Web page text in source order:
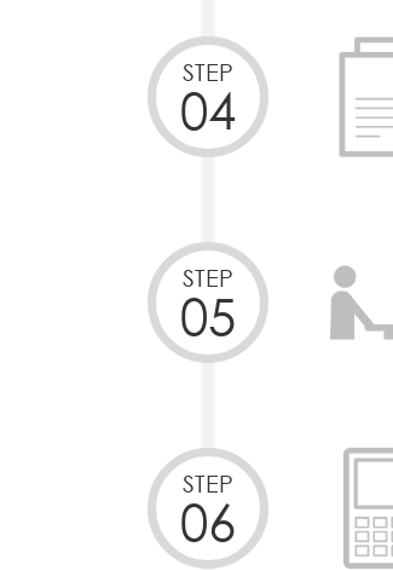
STEP
04
STEP
05
STEP
06